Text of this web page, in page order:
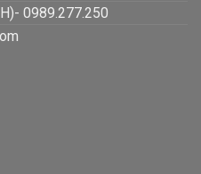
0989.277.250